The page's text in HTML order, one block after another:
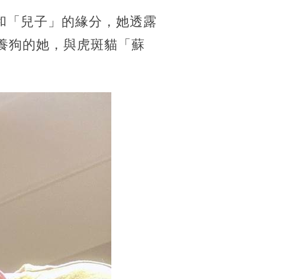
「兒子」的緣分，她透露
狗的她，與虎斑貓「蘇